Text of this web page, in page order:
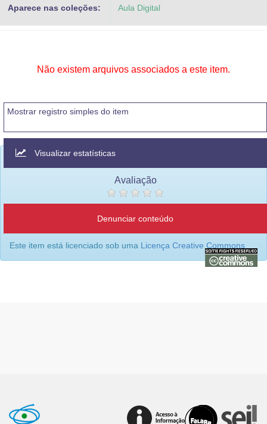
Aparece nas coleções: Aula Digital
Não existem arquivos associados a este item.
Mostrar registro simples do item
Visualizar estatísticas
Avaliação
Denunciar conteúdo
Este item está licenciado sob uma Licença Creative Commons